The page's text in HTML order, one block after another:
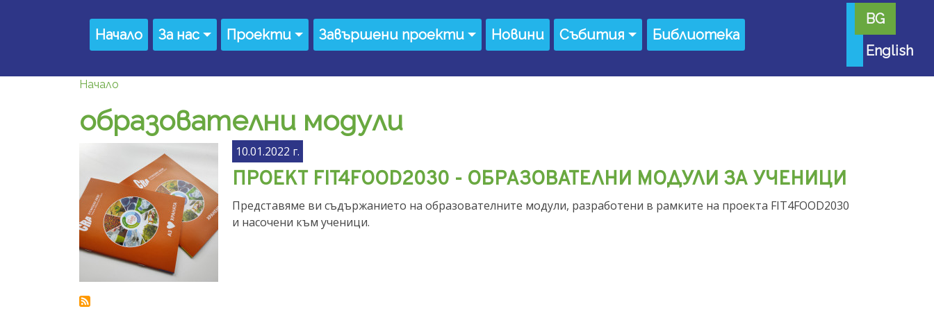
Main navigation
Начало За нас Проекти Завършени проекти Новини Събития Библиотека
BG
English
Начало
образователни модули
10.01.2022 г.
ПРОЕКТ FIT4FOOD2030 - ОБРАЗОВАТЕЛНИ МОДУЛИ ЗА УЧЕНИЦИ
Представяме ви съдържанието на образователните модули, разработени в рамките на проекта FIT4FOOD2030
и насочени към ученици.